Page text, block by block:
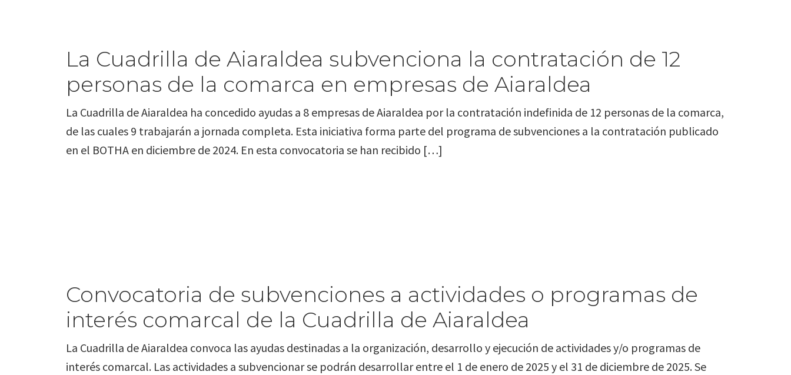
La Cuadrilla de Aiaraldea subvenciona la contratación de 12
personas de la comarca en empresas de Aiaraldea
La Cuadrilla de Aiaraldea ha concedido ayudas a 8 empresas de Aiaraldea por la contratación indefinida de 12 personas de la comarca,
de las cuales 9 trabajarán a jornada completa. Esta iniciativa forma parte del programa de subvenciones a la contratación publicado
en el BOTHA en diciembre de 2024. En esta convocatoria se han recibido […]
Convocatoria de subvenciones a actividades o programas de
interés comarcal de la Cuadrilla de Aiaraldea
La Cuadrilla de Aiaraldea convoca las ayudas destinadas a la organización, desarrollo y ejecución de actividades y/o programas de
interés comarcal. Las actividades a subvencionar se podrán desarrollar entre el 1 de enero de 2025 y el 31 de diciembre de 2025. Se